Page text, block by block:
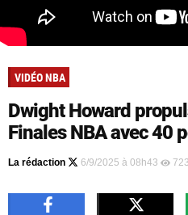
VIDÉO NBA
Dwight Howard
Finales NBA avec 40
La rédaction 6/9/2025 à 08h43 723